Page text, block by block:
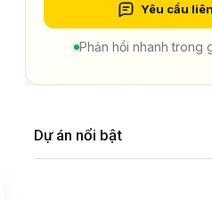
Yêu cầu
Phản hồi nhanh trong
Dự án nổi bật